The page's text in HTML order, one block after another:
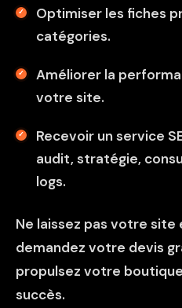
Optimiser les fiches
catégories.
Améliorer la
votre site.
Recevoir un service
audit, stratégie,
logs.
Ne laissez pas votre
demandez votre devis
propulsez votre
succès.